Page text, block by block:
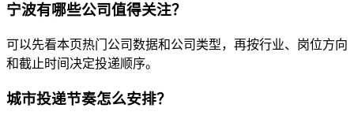
宁波有哪些公司值得关注？
可以先看本页热门公司数据和公司类型，再按行业、岗位方向
和截止时间决定投递顺序。
城市投递节奏怎么安排？